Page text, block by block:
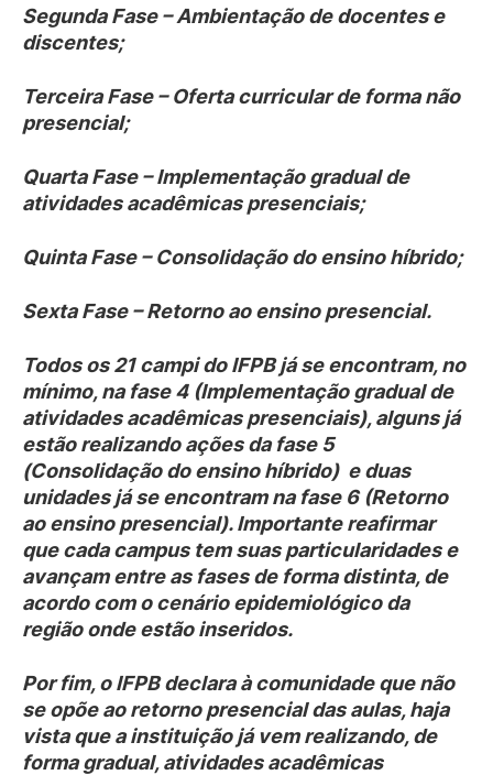
Segunda Fase – Ambientação de docentes e
discentes;
Terceira Fase – Oferta curricular de forma não
presencial;
Quarta Fase – Implementação gradual de
atividades acadêmicas presenciais;
Quinta Fase – Consolidação do ensino híbrido;
Sexta Fase – Retorno ao ensino presencial.
Todos os 21 campi do IFPB já se encontram, no
mínimo, na fase 4 (Implementação gradual de
atividades acadêmicas presenciais), alguns já
estão realizando ações da fase 5
(Consolidação do ensino híbrido) e duas
unidades já se encontram na fase 6 (Retorno
ao ensino presencial). Importante reafirmar
que cada campus tem suas particularidades e
avançam entre as fases de forma distinta, de
acordo com o cenário epidemiológico da
região onde estão inseridos.
Por fim, o IFPB declara à comunidade que não
se opõe ao retorno presencial das aulas, haja
vista que a instituição já vem realizando, de
forma gradual, atividades acadêmicas